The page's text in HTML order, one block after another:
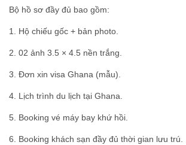
Bộ hồ sơ đầy đủ bao gồm:
1. Hộ chiếu gốc + bản photo.
2. 02 ảnh 3.5 × 4.5 nền trắng.
3. Đơn xin visa Ghana (mẫu).
4. Lịch trình du lịch tại Ghana.
5. Booking vé máy bay khứ hồi.
6. Booking khách sạn đầy đủ thời gian lưu trú.